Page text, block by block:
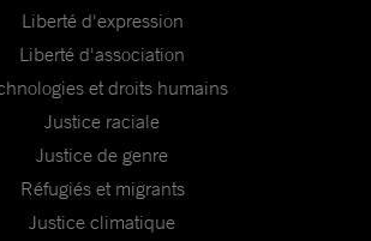
Liberté d'expression
Liberté d'association
et droits humains
Justice raciale
Justice de genre
Réfugiés et migrants
Justice climatique